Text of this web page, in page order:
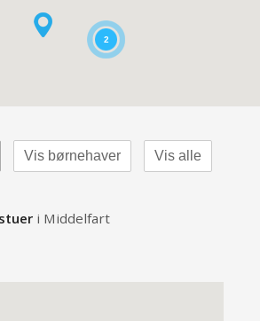
2
Vis børnehaver Vis alle
i Middelfart